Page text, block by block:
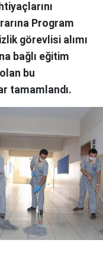
Program
görevlisi alımı
bağlı eğitim
bu
tamamlandı.